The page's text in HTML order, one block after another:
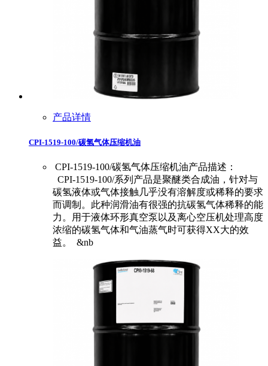
产品详情
CPI-1519-100/碳氢气体压缩机油
CPI-1519-100/碳氢气体压缩机油产品描述：
CPI-1519-100/系列产品是聚醚类合成油，针对与
碳氢液体或气体接触几乎没有溶解度或稀释的要求
而调制。此种润滑油有很强的抗碳氢气体稀释的能
力。用于液体环形真空泵以及离心空压机处理高度
浓缩的碳氢气体和气油蒸气时可获得XX大的效
益。 &nb